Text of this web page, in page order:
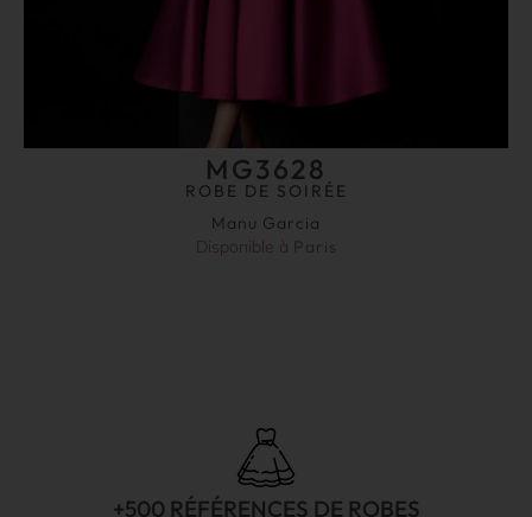
MG3628
ROBE DE SOIRÉE
Manu Garcia
Disponible à Paris
+500 RÉFÉRENCES DE ROBES